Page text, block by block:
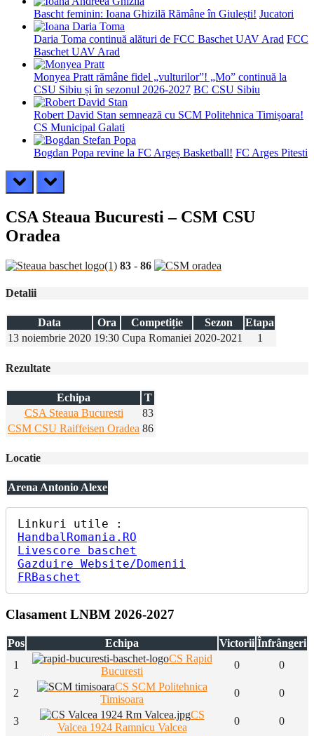
Bascht feminin: Ioana Ghizilă Rămâne în Giulești! Jucatori
Daria Toma continuă alături de FCC Baschet UAV Arad FCC
Baschet UAV Arad
Monyea Pratt rămâne fidel „vulturilor”! „Mo” continuă la
CSU Sibiu și în sezonul 2026-2027 BC CSU Sibiu
Robert David Stan semnează cu SCM Politehnica Timișoara!
CS Municipal Galati
Bogdan Popa revine la FC Argeș Basketball! FC Arges Pitesti
prev next
CSA Steaua Bucuresti – CSM CSU
Oradea
83 - 86
Detalii
Data Ora Competiție Sezon
Etapa
13 noiembrie 2020 19:30 Cupa Romaniei 2020-2021 1
Rezultate
Echipa
T
CSA Steaua Bucuresti
83
CSM CSU Raiffeisen Oradea 86
Locatie
Arena Antonio Alexe
HandbalRomania.RO
Livescore baschet
Gazduire Website/Domenii
FRBaschet
Clasament LNBM 2026-2027
Pos Echipa Victorii Înfrângeri
1
CS Rapid
Bucuresti
0 0
2
CS SCM Politehnica
Timisoara
0 0
3
CS
Valcea 1924 Ramnicu Valcea
0 0